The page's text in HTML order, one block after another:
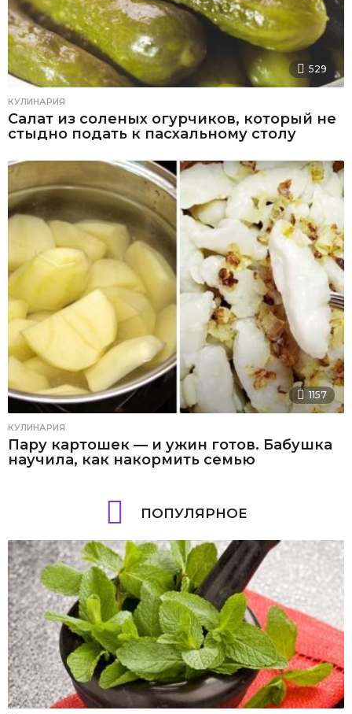
529
КУЛИНАРИЯ
Салат из соленых огурчиков, который не
стыдно подать к пасхальному столу
1157
КУЛИНАРИЯ
Пару картошек — и ужин готов. Бабушка
научила, как накормить семью
ПОПУЛЯРНОЕ